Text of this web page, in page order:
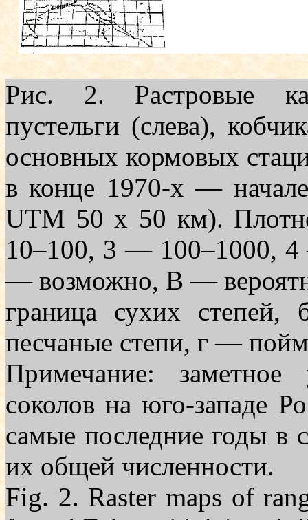
Рис. 2. Растровые
пустельги (слева),
основных кормовых
в конце 1970-х — начале
UTM 50 х 50 км).
10–100, 3 — 100–1000, 4
— возможно, В —
граница сухих
песчаные сте­пи, г —
Примечание: заметное
соколов на юго-западе
самые последние годы в
их общей численности.
Fig. 2. Raster maps of